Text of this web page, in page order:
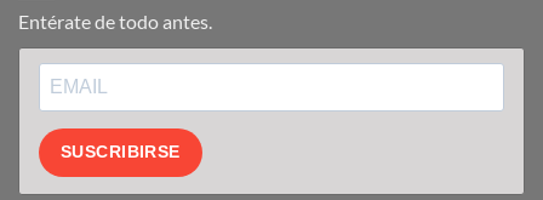
Entérate de todo antes.
SUSCRIBIRSE